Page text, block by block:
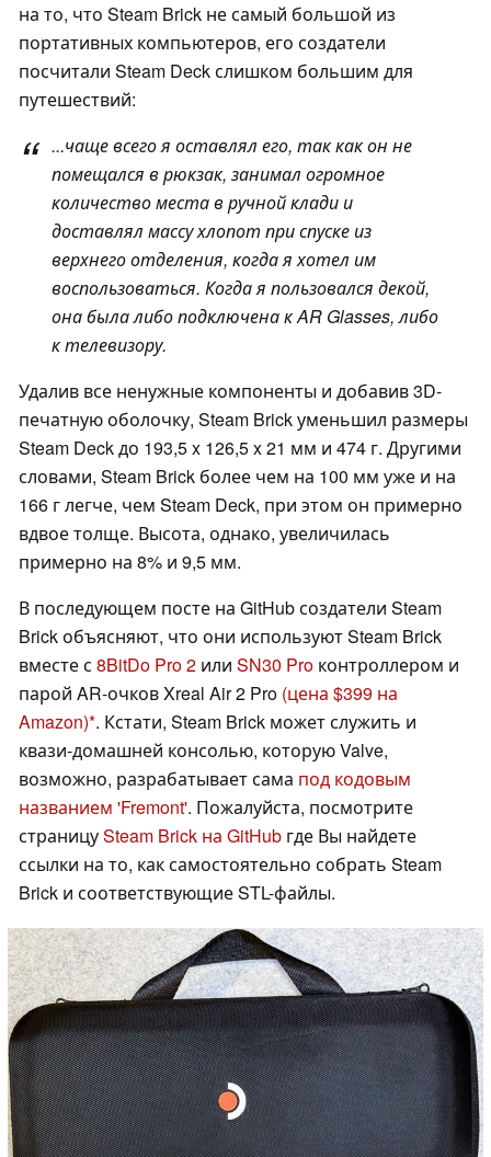
на то, что Steam Brick не самый большой из
портативных компьютеров, его создатели
посчитали Steam Deck слишком большим для
путешествий:
...чаще всего я оставлял его, так как он не
помещался в рюкзак, занимал огромное
количество места в ручной клади и
доставлял массу хлопот при спуске из
верхнего отделения, когда я хотел им
воспользоваться. Когда я пользовался декой,
она была либо подключена к AR Glasses, либо
к телевизору.
Удалив все ненужные компоненты и добавив 3D-
печатную оболочку, Steam Brick уменьшил размеры
Steam Deck до 193,5 x 126,5 x 21 мм и 474 г. Другими
словами, Steam Brick более чем на 100 мм уже и на
166 г легче, чем Steam Deck, при этом он примерно
вдвое толще. Высота, однако, увеличилась
примерно на 8% и 9,5 мм.
В последующем посте на GitHub создатели Steam
Brick объясняют, что они используют Steam Brick
вместе с 8BitDo Pro 2 или SN30 Pro контроллером и
парой AR-очков Xreal Air 2 Pro (цена $399 на
Amazon) . Кстати, Steam Brick может служить и
квази-домашней консолью, которую Valve,
возможно, разрабатывает сама под кодовым
названием 'Fremont'. Пожалуйста, посмотрите
страницуSteam Brick на GitHub где Вы найдете
ссылки на то, как самостоятельно собрать Steam
Brick и соответствующие STL-файлы.